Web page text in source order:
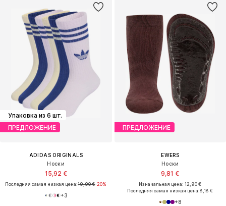
Упаковка из 6 шт.
ПРЕДЛОЖЕНИЕ
ADIDAS ORIGINALS
Носки
15,92 €
Последняя самая низкая цена:19,90 €-20%
+3
ПРЕДЛОЖЕНИЕ
EWERS
Носки
9,81 €
Изначальная цена: 12,90 €
Последняя самая низкая цена:8,18 €
+8